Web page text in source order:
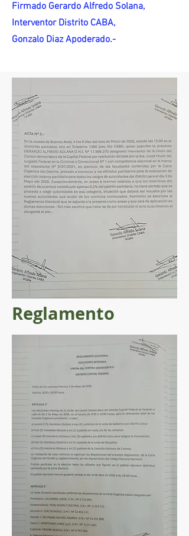
Firmado Gerardo Alfredo Solana,
Interventor Distrito CABA,
Gonzalo Diaz Apoderado.-
Reglamento